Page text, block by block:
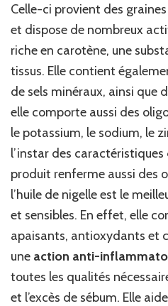
Celle-ci provient des
et dispose de nombreux
riche en carotène, une
tissus. Elle contient
de sels minéraux, ainsi que
elle comporte aussi des
le potassium, le sodium, le
l’instar des caractéristiques
produit renferme aussi des
l’huile de nigelle est le
et sensibles. En effet, elle
apaisants, antioxydants et
une action anti-
toutes les qualités
et l’excès de sébum. Elle